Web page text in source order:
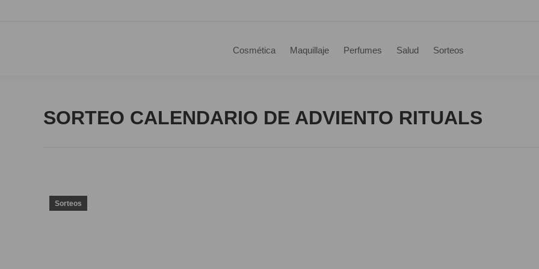
Cosmética Maquillaje Perfumes Salud Sorteos
SORTEO CALENDARIO DE ADVIENTO RITUALS
Sorteos